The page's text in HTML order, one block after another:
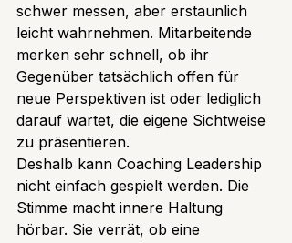
schwer messen, aber erstaunlich
leicht wahrnehmen. Mitarbeitende
merken sehr schnell, ob ihr
Gegenüber tatsächlich offen für
neue Perspektiven ist oder lediglich
darauf wartet, die eigene Sichtweise
zu präsentieren.
Deshalb kann Coaching Leadership
nicht einfach gespielt werden. Die
Stimme macht innere Haltung
hörbar. Sie verrät, ob eine